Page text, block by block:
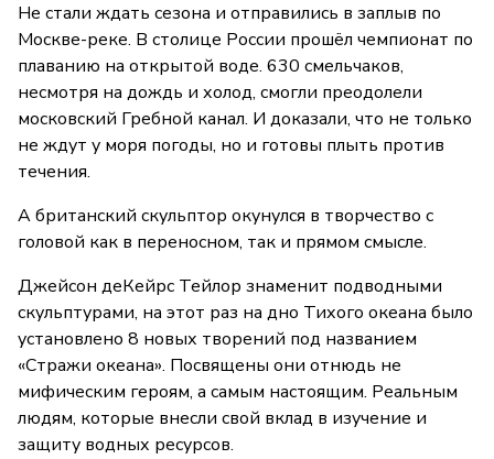
Не стали ждать сезона и отправились в заплыв по
Москве-реке. В столице России прошёл чемпионат по
плаванию на открытой воде. 630 смельчаков,
несмотря на дождь и холод, смогли преодолели
московский Гребной канал. И доказали, что не только
не ждут у моря погоды, но и готовы плыть против
течения.
А британский скульптор окунулся в творчество с
головой как в переносном, так и прямом смысле.
Джейсон деКейрс Тейлор знаменит подводными
скульптурами, на этот раз на дно Тихого океана было
установлено 8 новых творений под названием
«Стражи океана». Посвящены они отнюдь не
мифическим героям, а самым настоящим. Реальным
людям, которые внесли свой вклад в изучение и
защиту водных ресурсов.